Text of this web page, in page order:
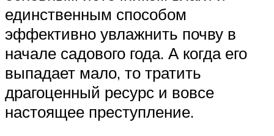
единственным способом
эффективно увлажнить почву в
начале садового года. А когда его
выпадает мало, то тратить
драгоценный ресурс и вовсе
настоящее преступление.